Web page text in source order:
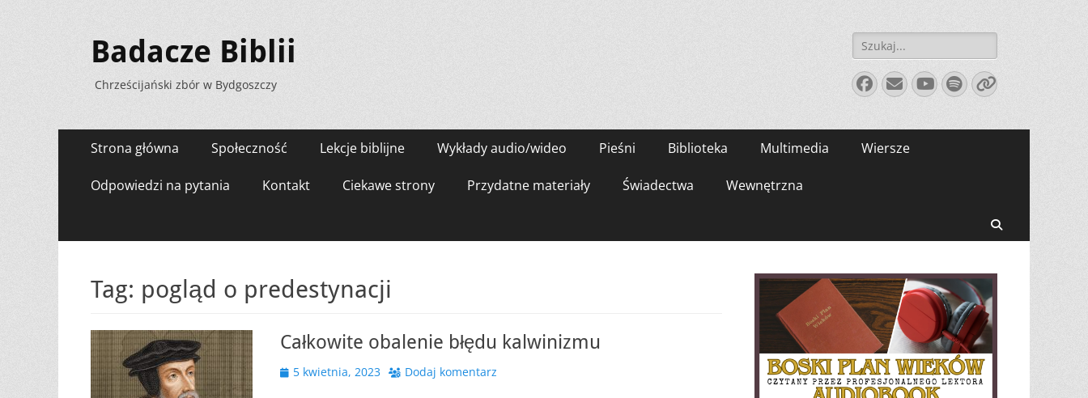
Badacze Biblii
Chrześcijański zbór w Bydgoszczy
Szukaj:
Facebook
E-
mail
YouTube
Spotify
Link
Menu
zawartości
Strona główna Społeczność Lekcje biblijne Wykłady audio/wideo Pieśni Biblioteka Multimedia Wiersze
Odpowiedzi na pytania Kontakt Ciekawe strony Przydatne materiały Świadectwa Wewnętrzna
Tag: pogląd o predestynacji
Całkowite obalenie błędu kalwinizmu
Opublikowano
5 kwietnia, 2023 Dodaj komentarz